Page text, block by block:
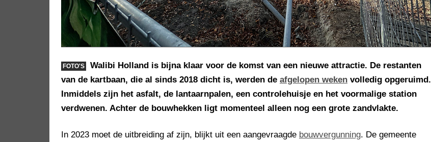
FOTO'S
Walibi Holland is bijna klaar voor de komst van een nieuwe attractie. De restanten
van de kartbaan, die al sinds 2018 dicht is, werden de afgelopen weken volledig opgeruimd.
Inmiddels zijn het asfalt, de lantaarnpalen, een controlehuisje en het voormalige station
verdwenen. Achter de bouwhekken ligt momenteel alleen nog een grote zandvlakte.
In 2023 moet de uitbreiding af zijn, blijkt uit een aangevraagde bouwvergunning. De gemeente